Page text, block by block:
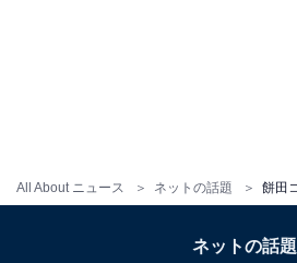
All About ニュース ネットの話題
ネットの話題